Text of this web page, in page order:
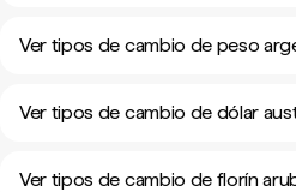
Ver tipos de cambio de peso
Ver tipos de cambio de dólar
Ver tipos de cambio de florín